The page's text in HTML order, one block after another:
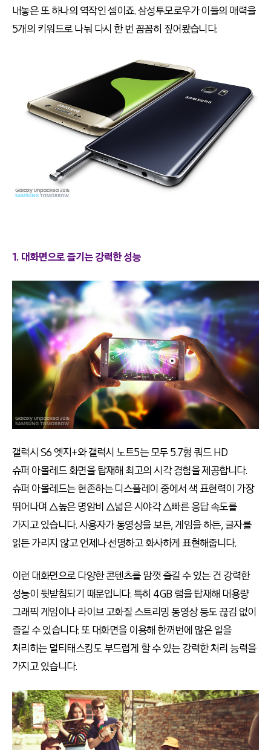
내놓은 또 하나의 역작인 셈이죠. 삼성투모로우가 이들의 매력을
5개의 키워드로 나눠 다시 한 번 꼼꼼히 짚어봤습니다.
1. 대화면으로 즐기는 강력한 성능
갤럭시 S6 엣지 +와 갤럭시 노트5는 모두 5.7형 쿼드 HD
슈퍼 아몰레드 화면을 탑재해 최고의 시각 경험을 제공합니다.
슈퍼 아몰레드는 현존하는 디스플레이 중에서 색 표현력이 가장
뛰어나며 △높은 명암비 △넓은 시야각△빠른 응답 속도를
가지고 있습니다. 사용자가 동영상을 보든, 게임을 하든, 글자를
읽든 가리지 않고 언제나 선명하고 화사하게 표현해줍니다.
이런 대화면으로 다양한 콘텐츠를 맘껏 즐길 수 있는 건 강력한
성능이 뒷받침되기 때문입니다. 특히 4GB 램을 탑재해 대용량
그래픽 게임이나 라이브 고화질 스트리밍 동영상 등도 끊김 없이
즐길 수 있습니다. 또 대화면을 이용해 한꺼번에 많은 일을
처리하는 멀티태스킹도 부드럽게 할 수 있는 강력한 처리 능력을
가지고 있습니다.